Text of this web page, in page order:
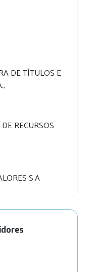
DE TÍTULOS E
RECURSOS
S.A